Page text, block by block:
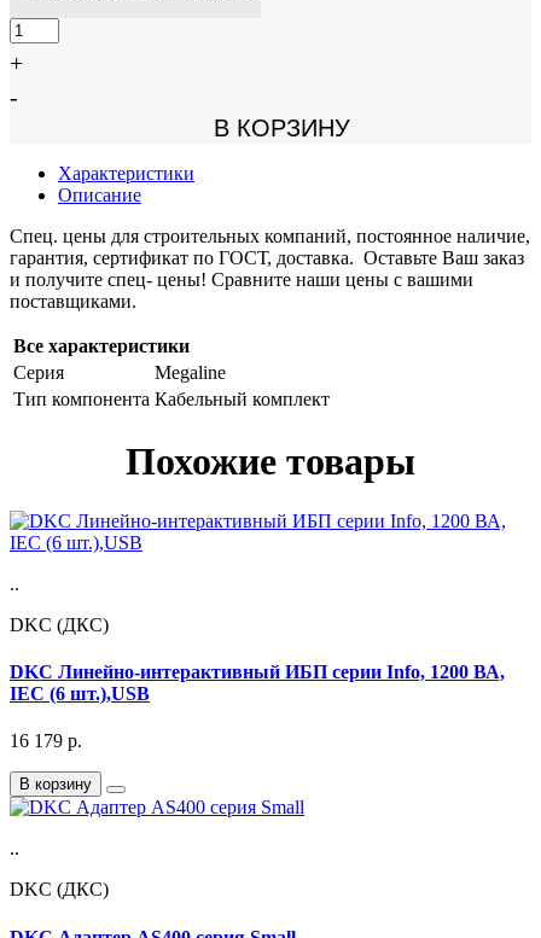
+
-
В КОРЗИНУ
Характеристики
Описание
Спец. цены для строительных компаний, постоянное наличие,
гарантия, сертификат по ГОСТ, доставка. Оставьте Ваш заказ
и получите спец- цены! Сравните наши цены с вашими
поставщиками.
Все характеристики
Серия
Megaline
Тип компонента Кабельный комплект
Похожие товары
..
DKC (ДКС)
DKC Линейно-интерактивный ИБП серии Info, 1200 ВА,
IEC (6 шт.),USB
16 179 р.
В корзину
..
DKC (ДКС)